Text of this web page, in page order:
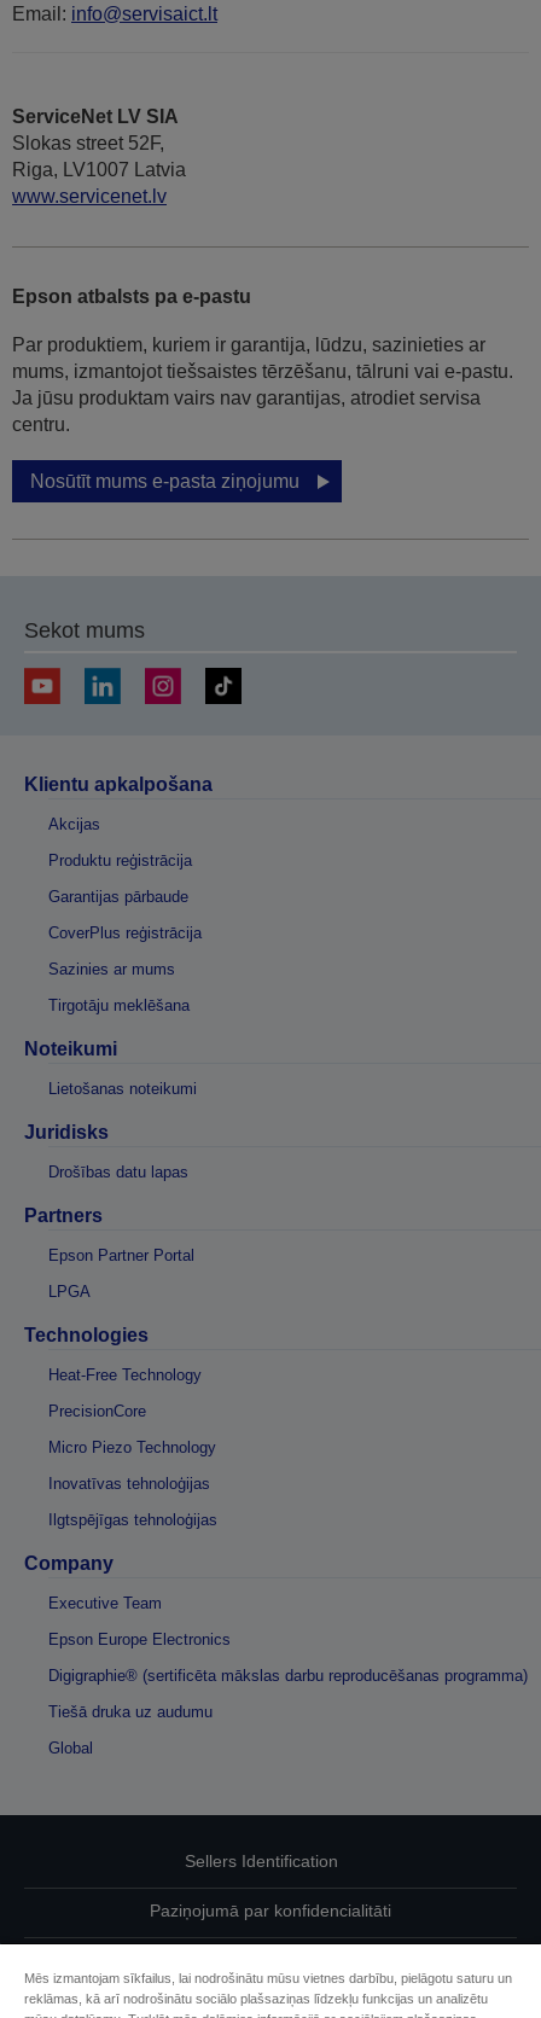
Email: info@servisaict.lt
ServiceNet LV SIA
Slokas street 52F,
Riga, LV1007 Latvia
www.servicenet.lv
Epson atbalsts pa e-pastu
Par produktiem, kuriem ir garantija, lūdzu, sazinieties ar
mums, izmantojot tiešsaistes tērzēšanu, tālruni vai e-pastu.
Ja jūsu produktam vairs nav garantijas, atrodiet servisa
centru.
Nosūtīt mums e-pasta ziņojumu
Sekot mums
Klientu apkalpošana
Akcijas
Produktu reģistrācija
Garantijas pārbaude
CoverPlus reģistrācija
Sazinies ar mums
Tirgotāju meklēšana
Noteikumi
Lietošanas noteikumi
Juridisks
Drošības datu lapas
Partners
Epson Partner Portal
LPGA
Technologies
Heat-Free Technology
PrecisionCore
Micro Piezo Technology
Inovatīvas tehnoloģijas
Ilgtspējīgas tehnoloģijas
Company
Executive Team
Epson Europe Electronics
Digigraphie® (sertificēta mākslas darbu reproducēšanas programma)
Tiešā druka uz audumu
Global
Sellers Identification
Paziņojumā par konfidencialitāti
Sazinieties ar mums par saviem datiem
Mēs izmantojam sīkfailus, lai nodrošinātu mūsu vietnes darbību, pielāgotu saturu un
reklāmas, kā arī nodrošinātu sociālo plašsaziņas līdzekļu funkcijas un analizētu